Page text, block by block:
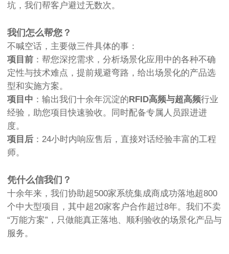
坑，我们帮客户避过无数次。
我们怎么帮您？
不喊空话，主要做三件具体的事：
项目前 ：帮您深挖需求，分析场景化应用中的各种不确
定性与技术难点，提前规避弯路，给出场景化的产品选
型和实施方案。
项目中 ：输出我们十余年沉淀的 RFID高频与超高频行业
经验，助您项目快速验收。同时配备专属人员跟进进
度。
项目后 ：24小时内响应售后，直接对话经验丰富的工程
师。
凭什么信我们？
十余年来，我们协助超500家系统集成商成功落地超800
个中大型项目，其中超20家客户合作超过8年。我们不卖
“万能方案”，只做能真正落地、顺利验收的场景化产品与
服务。